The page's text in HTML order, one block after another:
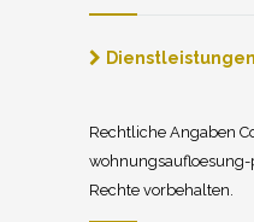
Rechtliche Angaben
Rechte vorbehalten.